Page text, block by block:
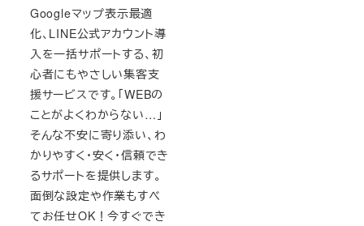
Googleマップ表示最適
化、LINE公式アカウント導
入を一括サポートする、初
心者にもやさしい集客支
援サービスです。「WEBの
ことがよくわからない…」
そんな不安に寄り添い、わ
かりやすく・安く・信頼でき
るサポートを提供します。
面倒な設定や作業もすべ
てお任せOK！今すぐでき